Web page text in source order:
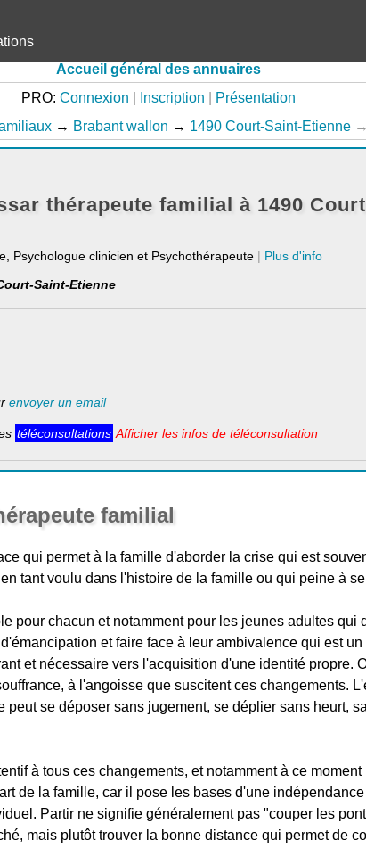
Accueil général des annuaires
PRO: Connexion Inscription
Présentation
→ Brabant wallon → 1490 Court-Saint-Etienne →
thérapeute familial à 1490
Psychologue clinicien et Psychothérapeute | Plus d'info
Saint-Etienne
envoyer un email
téléconsultations Afficher les infos de téléconsultation
familial
qui permet à la famille d'aborder la crise qui est
tant voulu dans l'histoire de la famille ou qui peine à
pour chacun et notamment pour les jeunes adultes qui
et faire face à leur ambivalence qui est
et nécessaire vers l'acquisition d'une identité propre.
à l'angoisse que suscitent ces changements.
peut se déposer sans jugement, se déplier sans heurt,
à tous ces changements, et notamment à ce moment
de la famille, car il pose les bases d'une
Partir ne signifie généralement pas "couper les
mais plutôt trouver la bonne distance qui permet de